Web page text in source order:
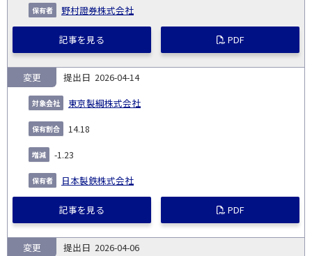
野村證券株式会社
記事を見る PDF
2026-04-14
東京製綱株式会社
変更
14.18
-1.23
日本製鉄株式会社
記事を見る PDF
2026-04-06
変更